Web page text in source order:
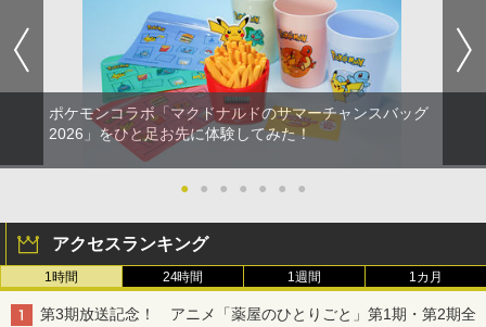
ポケモンコラボ「マクドナルドのサマーチャンスバッグ
2026」をひと足お先に体験してみた！
● ● ● ● ● ● ●
アクセスランキング
1時間 24時間 1週間 1カ月
第3期放送記念！ アニメ「薬屋のひとりごと」第1期・第2期全